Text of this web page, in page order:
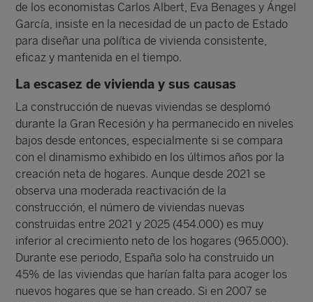
de los economistas Carlos Albert, Eva Benages y Ángel
García, insiste en la necesidad de un pacto de Estado
para diseñar una política de vivienda consistente,
eficaz y mantenida en el tiempo.
La escasez de vivienda y sus causas
La construcción de nuevas viviendas se desplomó
durante la Gran Recesión y ha permanecido en niveles
bajos desde entonces, especialmente si se compara
con el dinamismo exhibido en los últimos años por la
creación neta de hogares. Aunque desde 2021 se
observa una moderada reactivación de la
construcción, el número de viviendas nuevas
construidas entre 2021 y 2025 (454.000) es muy
inferior al crecimiento neto de los hogares (965.000).
Durante ese periodo, España solo ha construido un
45% de las viviendas que harían falta para acoger los
nuevos hogares que se han creado. Si en 2007 se